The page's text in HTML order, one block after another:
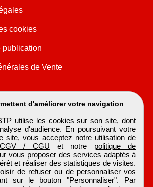
d'améliorer votre navigation
utilise les cookies sur son site, dont
d'audience. En poursuivant votre
site, vous acceptez notre utilisation de
CGV / CGU et notre politique de
vous proposer des services adaptés à
et réaliser des statistiques de visites.
de refuser ou de personnaliser vos
sur le bouton "Personnaliser". Par
cookies
publication
de Vente